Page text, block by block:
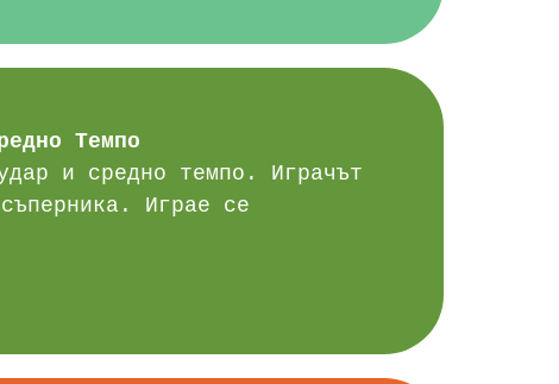
Темпо
и средно темпо. Играчът
Играе се